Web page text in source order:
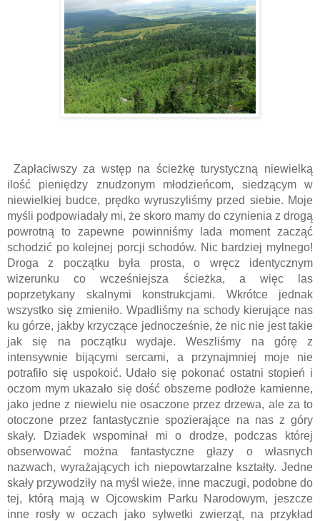
ilość pieniędzy znudzonym młodzieńcom, siedzącym w
niewielkiej budce, prędko wyruszyliśmy przed siebie. Moje
myśli podpowiadały mi, że skoro mamy do czynienia z drogą
powrotną to zapewne powinniśmy lada moment zacząć
schodzić po kolejnej porcji schodów. Nic bardziej mylnego!
Droga z początku była prosta, o wręcz identycznym
wizerunku co wcześniejsza ścieżka, a więc las
poprzetykany skalnymi konstrukcjami. Wkrótce jednak
wszystko się zmieniło. Wpadliśmy na schody kierujące nas
ku górze, jakby krzyczące jednocześnie, że nic nie jest takie
jak się na początku wydaje. Weszliśmy na górę z
intensywnie bijącymi sercami, a przynajmniej moje nie
potrafiło się uspokoić. Udało się pokonać ostatni stopień i
oczom mym ukazało się dość obszerne podłoże kamienne,
jako jedne z niewielu nie osaczone przez drzewa, ale za to
otoczone przez fantastycznie spozierające na nas z góry
skały. Dziadek wspominał mi o drodze, podczas której
obserwować można fantastyczne głazy o własnych
nazwach, wyrażających ich niepowtarzalne kształty. Jedne
skały przywodziły na myśl wieże, inne maczugi, podobne do
tej, którą mają w Ojcowskim Parku Narodowym, jeszcze
inne rosły w oczach jako sylwetki zwierząt, na przykład